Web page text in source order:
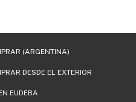
(ARGENTINA)
DESDE EL EXTERIOR
EUDEBA